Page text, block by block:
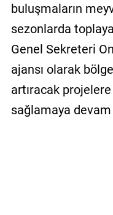
buluşmaların
sezonlarda
Genel Sekreteri
ajansı olarak
artıracak
sağlamaya